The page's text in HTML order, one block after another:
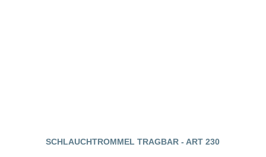
SCHLAUCHTROMMEL TRAGBAR - ART 230